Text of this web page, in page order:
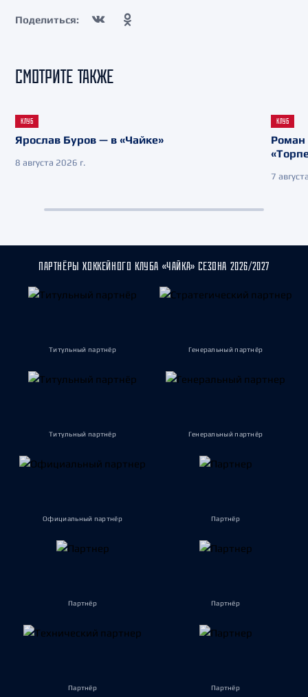
Поделиться:
СМОТРИТЕ ТАКЖЕ
КЛУБ
Ярослав Буров — в «Чайке»
8 августа 2026 г.
КЛУБ
Роман
7
ПАРТНЁРЫ ХОККЕЙНОГО КЛУБА «ЧАЙКА» СЕЗОНА 2026/2027
Титульный партнёр Генеральный партнёр
Титульный партнёр Генеральный партнёр
Официальный партнёр Партнёр
Партнёр Партнёр
Партнёр Партнёр